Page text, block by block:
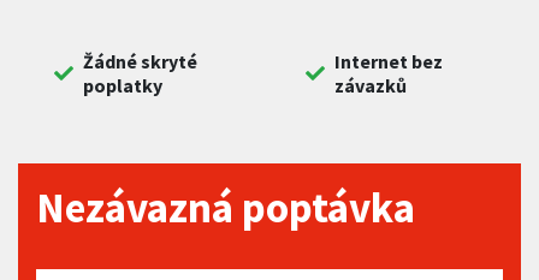
Žádné skryté
poplatky
Internet bez
závazků
Nezávazná poptávka